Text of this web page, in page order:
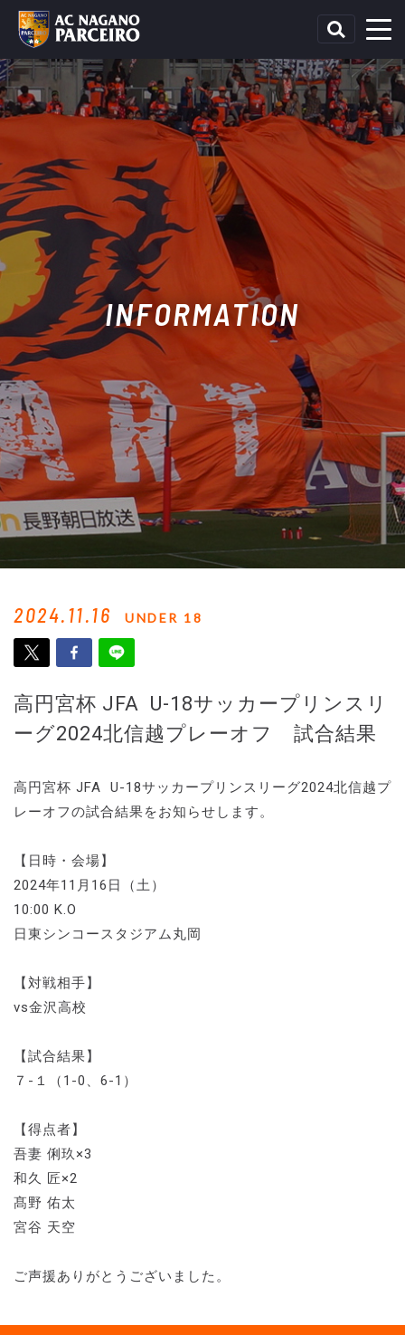
INFORMATION
2024.11.16 UNDER 18
高円宮杯 JFA U-18サッカープリンスリ
ーグ2024北信越プレーオフ 試合結果
高円宮杯 JFA U-18サッカープリンスリーグ2024北信越プ
レーオフの試合結果をお知らせします。
【日時・会場】
2024年11月16日（土）
10:00 K.O
日東シンコースタジアム丸岡
【対戦相手】
vs金沢高校
【試合結果】
７-１（1-0、6-1）
【得点者】
吾妻 俐玖×3
和久 匠×2
髙野 佑太
宮谷 天空
ご声援ありがとうございました。